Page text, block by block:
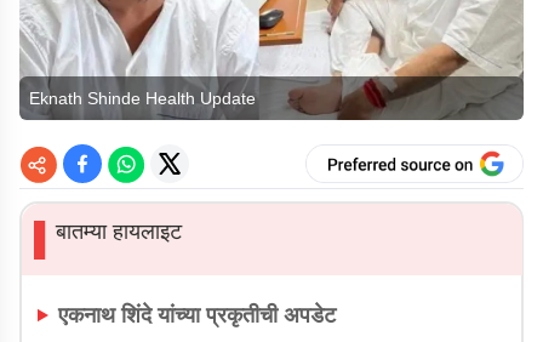
Eknath Shinde Health Update
▌बातम्या हायलाइट
एकनाथ शिंदे यांच्या प्रकृतीची अपडेट